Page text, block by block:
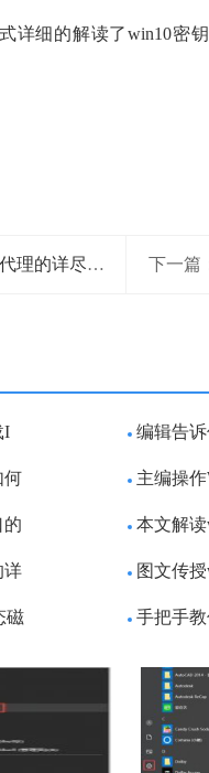
详细的解读了win10密
尽处理手段 下一篇
I 编辑告
何 主编操
的 本文解
详 图文传
磁 手把手